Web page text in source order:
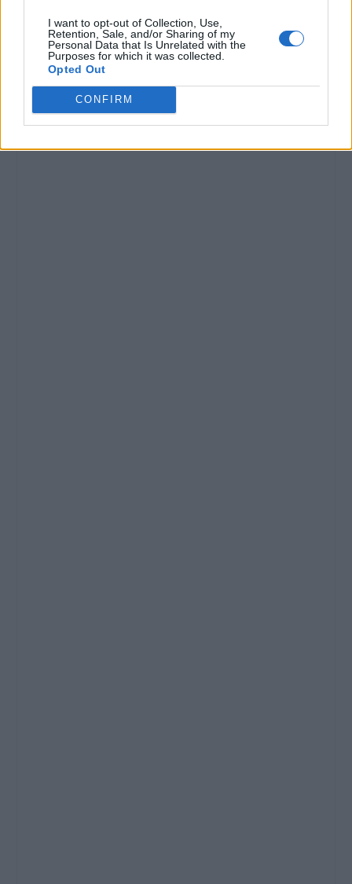
I want to opt-out of Collection, Use,
Retention, Sale, and/or Sharing of my
Personal Data that Is Unrelated with the
Purposes for which it was collected.
Opted Out
CONFIRM